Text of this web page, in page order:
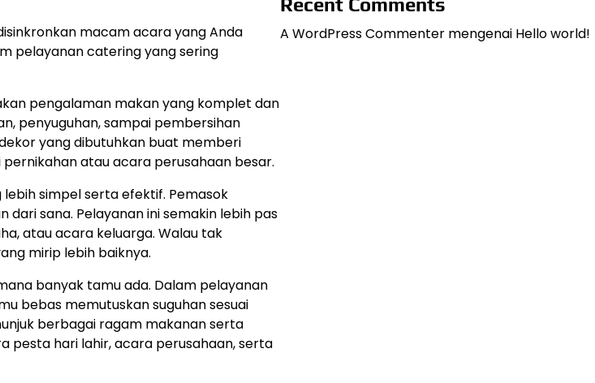
macam acara yang Anda
pelayanan catering yang sering
pengalaman makan yang komplet dan
penyuguhan, sampai pembersihan
yang dibutuhkan buat memberi
atau acara perusahaan besar.
simpel serta efektif. Pemasok
sana. Pelayanan ini semakin lebih pas
atau acara keluarga. Walau tak
mirip lebih baiknya.
banyak tamu ada. Dalam pelayanan
bebas memutuskan suguhan sesuai
berbagai ragam makanan serta
pesta hari lahir, acara perusahaan, serta
Recent Comments
A WordPress Commentermengenai Hello world!